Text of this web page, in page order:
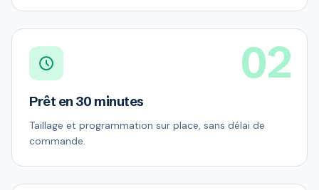
02
Prêt en 30 minutes
Taillage et programmation sur place, sans délai de
commande.